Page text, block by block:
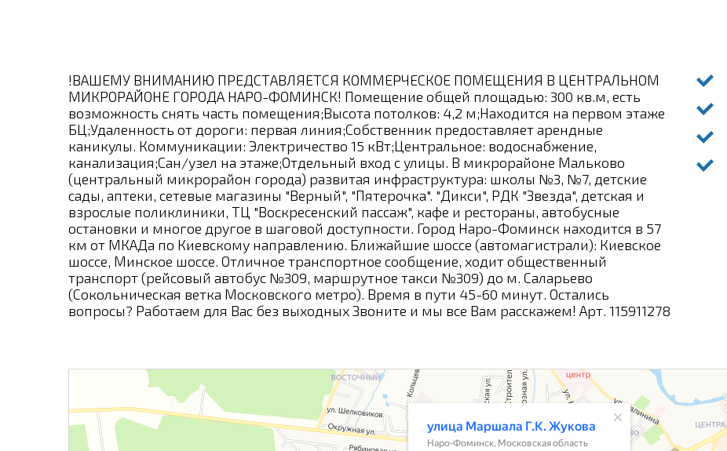
!ВАШЕМУ ВНИМАНИЮ ПРЕДСТАВЛЯЕТСЯ КОММЕРЧЕСКОЕ ПОМЕЩЕНИЯ В ЦЕНТРАЛЬНОМ
МИКРОРАЙОНЕ ГОРОДА НАРО-ФОМИНСК! Помещение общей площадью: 300 кв.м, есть
возможность снять часть помещения;Высота потолков: 4,2 м;Находится на первом этаже
БЦ;Удаленность от дороги: первая линия;Собственник предоставляет арендные
каникулы. Коммуникации: Электричество 15 кВт;Центральное: водоснабжение,
канализация;Сан/узел на этаже;Отдельный вход с улицы. В микрорайоне Мальково
(центральный микрорайон города) развитая инфраструктура: школы №3, №7, детские
сады, аптеки, сетевые магазины "Верный", "Пятерочка". "Дикси", РДК "Звезда", детская и
взрослые поликлиники, ТЦ "Воскресенский пассаж", кафе и рестораны, автобусные
остановки и многое другое в шаговой доступности. Город Наро-Фоминск находится в 57
км от МКАДа по Киевскому направлению. Ближайшие шоссе (автомагистрали): Киевское
шоссе, Минское шоссе. Отличное транспортное сообщение, ходит общественный
транспорт (рейсовый автобус №309, маршрутное такси №309) до м. Саларьево
(Сокольническая ветка Московского метро). Время в пути 45-60 минут. Остались
вопросы? Работаем для Вас без выходных Звоните и мы все Вам расскажем! Арт. 115911278